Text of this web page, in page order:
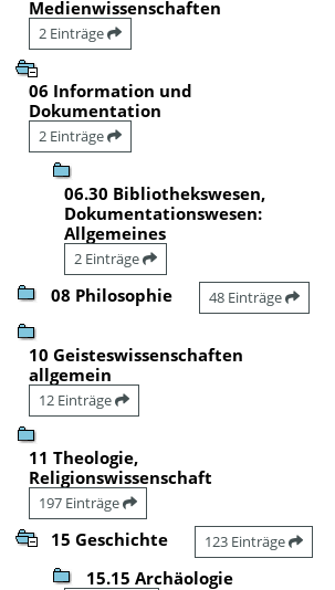
Medienwissenschaften
2 Einträge
06 Information und
Dokumentation
2 Einträge
06.30 Bibliothekswesen,
Dokumentationswesen:
Allgemeines
2 Einträge
08 Philosophie 48 Einträge
10 Geisteswissenschaften
allgemein
12 Einträge
11 Theologie,
Religionswissenschaft
197 Einträge
15 Geschichte 123 Einträge
15.15 Archäologie